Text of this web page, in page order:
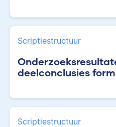
Scriptiestructuur
deelconclusies
Scriptiestructuur